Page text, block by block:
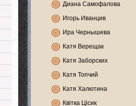
Диана Самофалова
Игорь Иванцив
Ира Чернышева
Катя Верещак
Катя Заборских
Катя Топчий
Катя Халютина
Квітка Цісик